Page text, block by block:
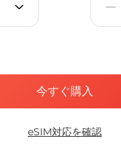
今すぐ購入
eSIM対応を確認